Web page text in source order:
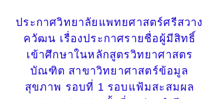
ประกาศวิทยาลัยแพทยศาสตร์ศรีสวาง
ควัฒน เรื่องประกาศรายชื่อผู้มีสิทธิ์
เข้าศึกษาในหลักสูตรวิทยาศาสตร
บัณฑิต สาขาวิทยาศาสตร์ข้อมูล
สุขภาพ รอบที่ 1 รอบแฟ้มสะสมผล